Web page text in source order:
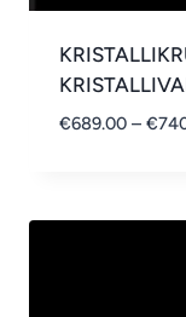
€689.00 – €